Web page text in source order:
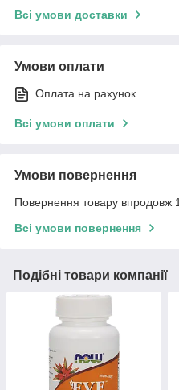
Всі умови доставки
Умови оплати
Оплата на рахунок
Всі умови оплати
Умови повернення
Повернення товару впродовж
Всі умови повернення
Подібні товари компанії